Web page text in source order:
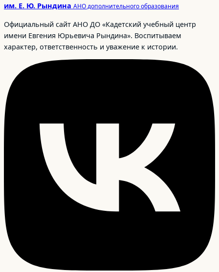
им. Е. Ю. Рындина АНО дополнительного образования
Официальный сайт АНО ДО «Кадетский учебный центр
имени Евгения Юрьевича Рындина». Воспитываем
характер, ответственность и уважение к истории.